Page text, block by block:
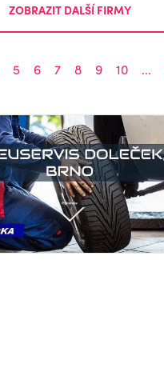
ZOBRAZIT DALŠÍ FIRMY
5 6 7 8 9 10 ...